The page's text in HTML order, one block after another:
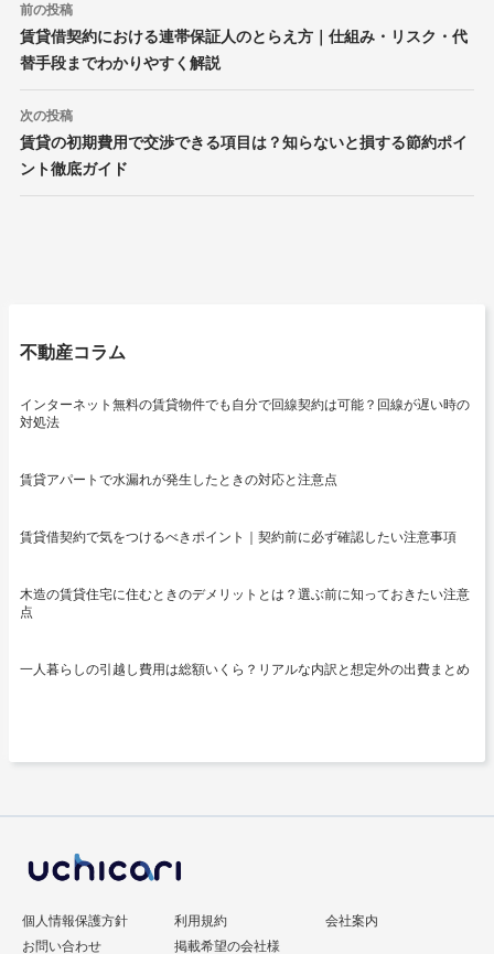
稿
ナ
ビ
ゲ
ー
シ
ョ
前の投稿
賃貸借契約における連帯保証人のとらえ方｜仕組み・リスク・代
替手段までわかりやすく解説
次の投稿
賃貸の初期費用で交渉できる項目は？知らないと損する節約ポイ
ント徹底ガイド
不動産コラム
インターネット無料の賃貸物件でも自分で回線契約は可能？回線が遅い時の
対処法
賃貸アパートで水漏れが発生したときの対応と注意点
賃貸借契約で気をつけるべきポイント｜契約前に必ず確認したい注意事項
木造の賃貸住宅に住むときのデメリットとは？選ぶ前に知っておきたい注意
点
一人暮らしの引越し費用は総額いくら？リアルな内訳と想定外の出費まとめ
個人情報保護方針 利用規約
会社案内
お問い合わせ
掲載希望の会社様